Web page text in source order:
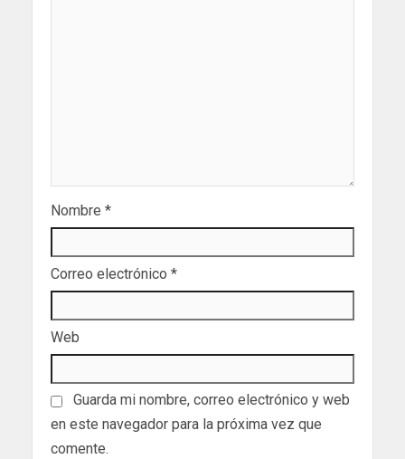
Nombre *
Correo electrónico *
Web
Guarda mi nombre, correo electrónico y web
en este navegador para la próxima vez que
comente.